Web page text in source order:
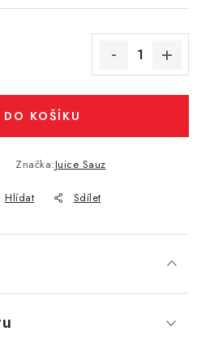
KOŠÍKU
Značka:Juice Sauz
Hlídat Sdílet